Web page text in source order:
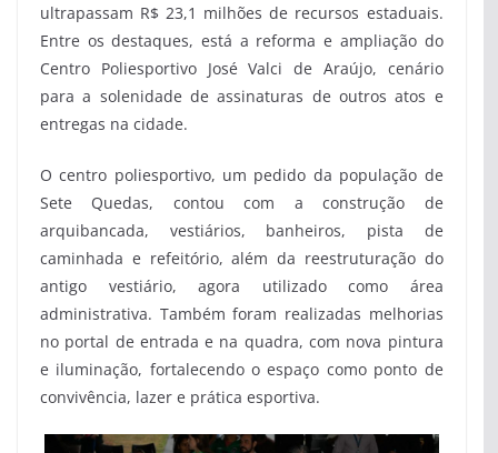
ultrapassam R$ 23,1 milhões de recursos estaduais.
Entre os destaques, está a reforma e ampliação do
Centro Poliesportivo José Valci de Araújo, cenário
para a solenidade de assinaturas de outros atos e
entregas na cidade.
O centro poliesportivo, um pedido da população de
Sete Quedas, contou com a construção de
arquibancada, vestiários, banheiros, pista de
caminhada e refeitório, além da reestruturação do
antigo vestiário, agora utilizado como área
administrativa. Também foram realizadas melhorias
no portal de entrada e na quadra, com nova pintura
e iluminação, fortalecendo o espaço como ponto de
convivência, lazer e prática esportiva.